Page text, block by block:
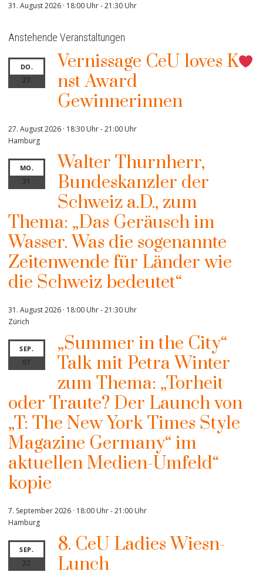
31. August 2026 · 18:00 Uhr-21:30 Uhr
Anstehende Veranstaltungen
DO.
27
Vernissage CeU loves K
nst Award
Gewinnerinnen
27. August 2026 · 18:30 Uhr-21:00 Uhr
Hamburg
MO.
31
Walter Thurnherr,
Bundeskanzler der
Schweiz a.D., zum
Thema: „Das Geräusch im
Wasser. Was die sogenannte
Zeitenwende für Länder wie
die Schweiz bedeutet“
31. August 2026 · 18:00 Uhr-21:30 Uhr
Zürich
SEP.
07
„Summer in the City“
Talk mit Petra Winter
zum Thema: „Torheit
oder Traute? Der Launch von
„T: The New York Times Style
Magazine Germany“ im
aktuellen Medien-Umfeld“
kopie
7. September 2026 · 18:00 Uhr-21:00 Uhr
Hamburg
SEP.
22
8. CeU Ladies Wiesn-
Lunch